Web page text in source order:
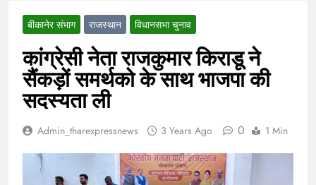
बीकानेर संभाग राजस्थान विधानसभा चुनाव
कांग्रेसी नेता राजकुमार किराडू ने
सैंकड़ों समर्थको के साथ भाजपा की
सदस्यता ली
Admin_tharexpressnews 3 Years Ago 0 1 Min